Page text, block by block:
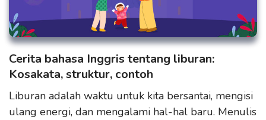
Cerita bahasa Inggris tentang liburan:
Kosakata, struktur, contoh
Liburan adalah waktu untuk kita bersantai, mengisi
ulang energi, dan mengalami hal-hal baru. Menulis